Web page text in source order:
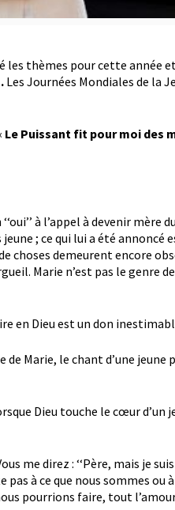
thèmes pour cette année
Les Journées Mondiales de la
Le Puissant fit pour moi des
à l’appel à devenir
; ce qui lui a été
choses demeurent encore
Marie n’est pas le genre
en Dieu est un don
de Marie, le chant d’une
Dieu touche le cœur d’un
me direz : ‘‘Père, mais je
pas à ce que nous sommes
pourrions faire, tout